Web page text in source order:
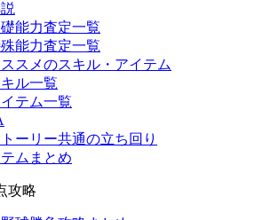
能力査定一覧
能力査定一覧
スメのスキル・アイテム
ル一覧
テム一覧
ーリー共通の立ち回り
ムまとめ
攻略